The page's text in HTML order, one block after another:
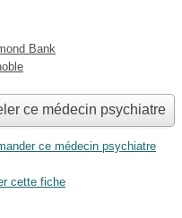
Bank
ce médecin psychiatre
ce médecin psychiatre
cette fiche